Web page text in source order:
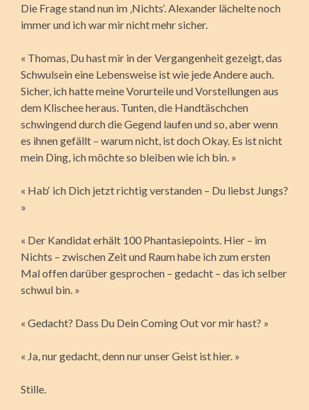
Die Frage stand nun im ‚Nichts‘. Alexander lächelte noch
immer und ich war mir nicht mehr sicher.
« Thomas, Du hast mir in der Vergangenheit gezeigt, das
Schwulsein eine Lebensweise ist wie jede Andere auch.
Sicher, ich hatte meine Vorurteile und Vorstellungen aus
dem Klischee heraus. Tunten, die Handtäschchen
schwingend durch die Gegend laufen und so, aber wenn
es ihnen gefällt – warum nicht, ist doch Okay. Es ist nicht
mein Ding, ich möchte so bleiben wie ich bin. »
« Hab‘ ich Dich jetzt richtig verstanden – Du liebst Jungs?
»
« Der Kandidat erhält 100 Phantasiepoints. Hier – im
Nichts – zwischen Zeit und Raum habe ich zum ersten
Mal offen darüber gesprochen – gedacht – das ich selber
schwul bin. »
« Gedacht? Dass Du Dein Coming Out vor mir hast? »
« Ja, nur gedacht, denn nur unser Geist ist hier. »
Stille.